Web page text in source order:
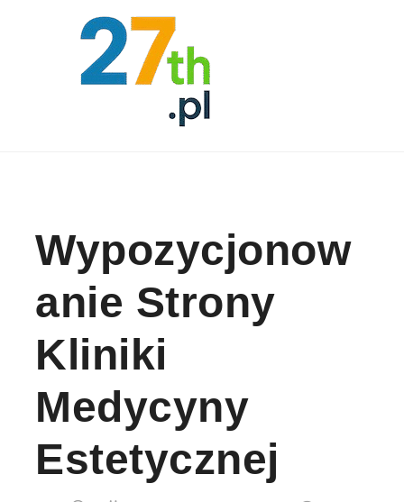
Wypozycjonow
Anie Strony
Kliniki
Medycyny
Estetycznej